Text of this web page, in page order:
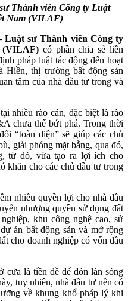
Thành viên Công ty Luật
Nam (VILAF)
Luật sư Thành viên Công ty
(VILAF)có phần chia sẻ liên
pháp luật tác động đến hoạt
Hiền, thị trường bất động sản
tâm của nhà đầu tư trong và
nhiều rào cản, đặc biệt là rào
chưa thể bứt phá. Trong thời
“toàn diện” sẽ giúp các chủ
giải phóng mặt bằng, qua đó,
từ đó, vừa tạo ra lợi ích cho
khăn cho các chủ đầu tư trong
nhiều quyền lợi cho nhà đầu
nhượng quyền sử dụng đất
khu công nghệ cao, sử
án bất động sản và mở rộng
cho doanh nghiệp có vốn đầu
cửa là tiền đề để đón làn sóng
tuy nhiên, nhà đầu tư nên có
về khung khổ pháp lý khi